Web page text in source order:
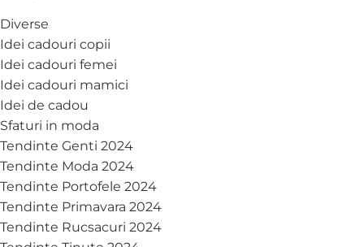
Diverse
Idei cadouri copii
Idei cadouri femei
Idei cadouri mamici
Idei de cadou
Sfaturi in moda
Tendinte Genti 2024
Tendinte Moda 2024
Tendinte Portofele 2024
Tendinte Primavara 2024
Tendinte Rucsacuri 2024